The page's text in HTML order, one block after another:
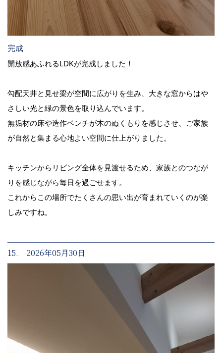
完成
開放感あふれるLDKが完成しました！
勾配天井と見せ梁が空間に広がりを生み、大きな窓からはや
さしい光と緑の景色を取り込んでいます。
無垢材の床や造作ベンチが木のぬくもりを感じさせ、ご家族
が自然と集まる心地よい空間に仕上がりました。
キッチンからリビング全体を見渡せるため、家族とのつなが
りを感じながら毎日を過ごせます。
これからこの場所でたくさんの思い出が育まれていくのが楽
しみですね。
15. 2026年05月30日